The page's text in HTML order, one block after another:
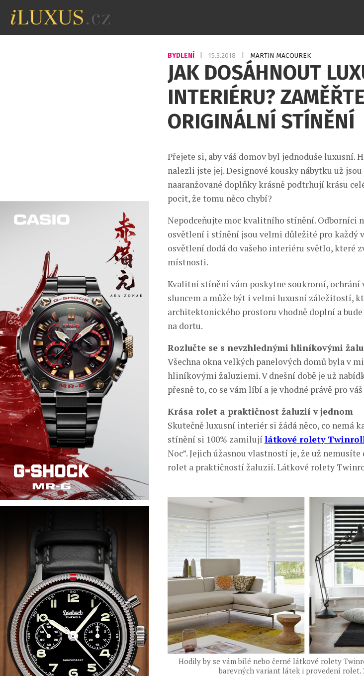
BYDLENÍ 15.3.2018 MARTIN MACOUREK
JAK DOSÁHNOUT
INTERIÉRU?
ORIGINÁLNÍ STÍNĚNÍ
Přejete si, aby váš domov byl jednoduše luxusní.
nalezli jste jej. Designové kousky nábytku už
naaranžované doplňky krásně podtrhují krásu
pocit, že tomu něco chybí?
Nepodceňujte moc kvalitního stínění. Odborníci
osvětlení i stínění jsou velmi důležité pro každý
osvětlení dodá do vašeho interiéru světlo, které
místnosti.
Kvalitní stínění vám poskytne soukromí, ochrání
sluncem a může být i velmi luxusní záležitostí,
architektonického prostoru vhodně doplní a
na dortu.
Rozlučte se s nevzhlednými hliníkovými
Všechna okna velkých panelových domů byla v
hliníkovými žaluziemi. V dnešní době je už
přesně to, co se vám líbí a je vhodné právě pro
Krása rolet a praktičnost žaluzií v jednom
Skutečně luxusní interiér si žádá něco, co nemá
stínění si 100% zamilujílátkové rolety
Noc”. Jejich úžasnou vlastností je, že už
rolet a praktičností žaluzií. Látkové rolety
Hodily by se vám bílé nebo černé látkové rolety
barevných variant látek i provedení rolet.